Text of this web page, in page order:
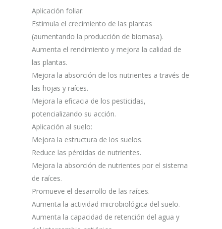
Aplicación foliar:
Estimula el crecimiento de las plantas
(aumentando la producción de biomasa).
Aumenta el rendimiento y mejora la calidad de
las plantas.
Mejora la absorción de los nutrientes a través de
las hojas y raíces.
Mejora la eficacia de los pesticidas,
potencializando su acción.
Aplicación al suelo:
Mejora la estructura de los suelos.
Reduce las pérdidas de nutrientes.
Mejora la absorción de nutrientes por el sistema
de raíces.
Promueve el desarrollo de las raíces.
Aumenta la actividad microbiológica del suelo.
Aumenta la capacidad de retención del agua y